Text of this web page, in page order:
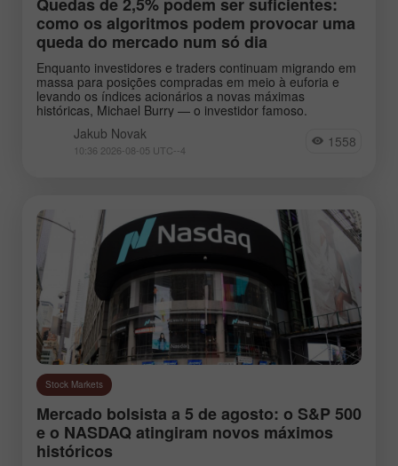
como os algoritmos podem provocar uma
queda do mercado num só dia
Enquanto investidores e traders continuam migrando em
massa para posições compradas em meio à euforia e
levando os índices acionários a novas máximas
históricas, Michael Burry — o investidor famoso.
Jakub Novak
10:36 2026-08-05 UTC--4 1558
Stock Markets
Mercado bolsista a 5 de agosto: o S&P 500
e o NASDAQ atingiram novos máximos
históricos